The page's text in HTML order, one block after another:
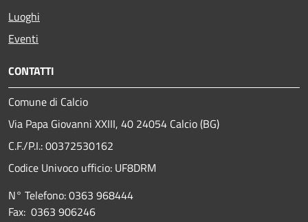
Luoghi
Eventi
CONTATTI
Comune di Calcio
Via Papa Giovanni XXIII, 40 24054 Calcio (BG)
C.F./P.I.: 00372530162
Codice Univoco ufficio: UF8DRM
N° Telefono: 0363 968444
Fax: 0363 906246